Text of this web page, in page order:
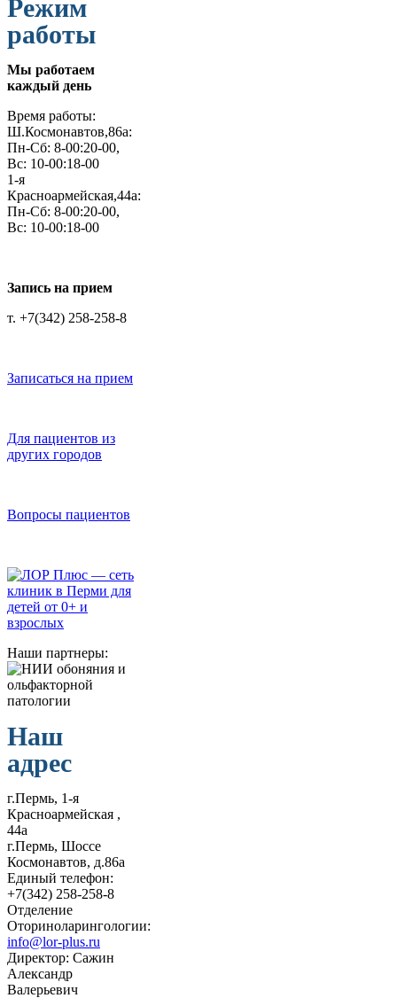
Режим
работы
Мы работаем
каждый день
Время работы:
Ш.Космонавтов,86а:
Пн-Сб: 8-00:20-00,
Вс: 10-00:18-00
1-я
Красноармейская,44а:
Пн-Сб: 8-00:20-00,
Вс: 10-00:18-00
Запись на прием
т. +7(342) 258-258-8
Записаться на прием
Для пациентов из
других городов
Вопросы пациентов
Наши партнеры:
Наш
адрес
г.Пермь, 1-я
Красноармейская ,
44а
г.Пермь, Шоссе
Космонавтов, д.86а
Единый телефон:
+7(342) 258-258-8
Отделение
Оториноларингологии:
info@lor-plus.ru
Директор: Сажин
Александр
Валерьевич